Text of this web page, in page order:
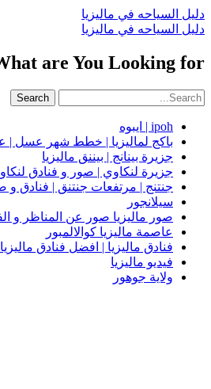
دليل السياحه في ماليزيا
دليل السياحه في ماليزيا
are You Looking for?
Search
ipoh | ايبوه
باكج لماليزيا | خطط شهر عسل
جزيرة بينانج | بيننق ماليزيا
جزيرة لنكاوي | صور و فنادق
جنتنج | مرتفعات جنتنق | فنادق و
سيلانجور
صور ماليزيا صور عن المناظر و
عاصمة ماليزيا كوالالمبور
فنادق ماليزيا | افضل فنادق
فيديو ماليزيا
ولاية جوهور